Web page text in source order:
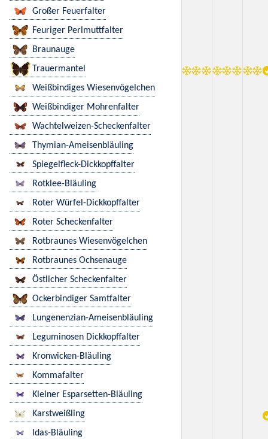
Großer Feuerfalter
Feuriger Perlmuttfalter
Braunauge
Trauermantel
Weißbindiges Wiesenvögelchen
Weißbindiger Mohrenfalter
Wachtelweizen-Scheckenfalter
Thymian-Ameisenbläuling
Spiegelfleck-Dickkopffalter
Rotklee-Bläuling
Roter Würfel-Dickkopffalter
Roter Scheckenfalter
Rotbraunes Wiesenvögelchen
Rotbraunes Ochsenauge
Östlicher Scheckenfalter
Ockerbindiger Samtfalter
Lungenenzian-Ameisenbläuling
Leguminosen Dickkopffalter
Kronwicken-Bläuling
Kommafalter
Kleiner Esparsetten-Bläuling
Karstweißling
Idas-Bläuling